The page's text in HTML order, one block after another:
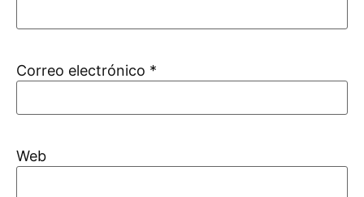
Correo electrónico *
Web